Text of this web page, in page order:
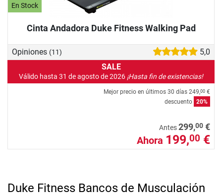
En Stock
Cinta Andadora Duke Fitness Walking Pad
Opiniones (11)
5,0
SALE
Válido hasta 31 de agosto de 2026 ¡Hasta fin de existencias!
Mejor precio en últimos 30 días 249,00 €
descuento 20%
Antes299,00 €
Ahora 199,00 €
Duke Fitness Bancos de Musculación